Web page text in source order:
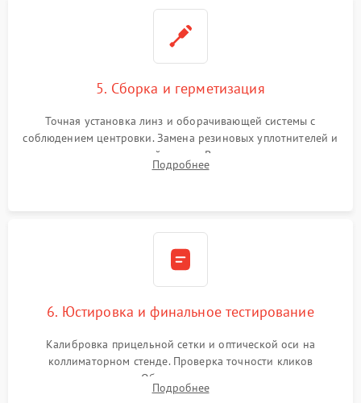
5. Сборка и герметизация
Точная установка линз и оборачивающей системы с
соблюдением центровки. Замена резиновых уплотнителей и
нанесение влагозащитной смазки. Вакуумирование корпуса
и заполнение его осушенным азотом или аргоном для
Подробнее
6. Юстировка и финальное тестирование
Калибровка прицельной сетки и оптической оси на
коллиматорном стенде. Проверка точности кликов
механизма поправок. Обязательное испытание прицела на
ударном стенде для проверки устойчивости к отдаче и
Подробнее